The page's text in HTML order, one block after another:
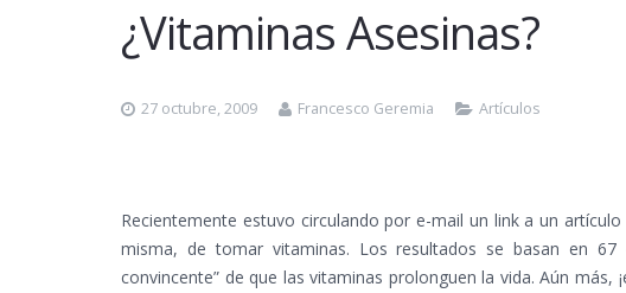
¿Vitaminas Asesinas?
27 octubre, 2009 Francesco Geremia Artículos
Recientemente estuvo circulando por e-mail un link a un
misma, de tomar vitaminas. Los resultados se basan en 67
convincente” de que las vitaminas prolonguen la vida. Aún